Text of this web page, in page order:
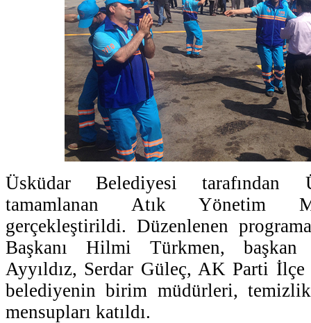
Üsküdar Belediyesi tarafından
tamamlanan Atık Yönetim
gerçekleştirildi. Düzenlenen
Başkanı Hilmi Türkmen, başkan
Ayyıldız, Serdar Güleç, AK Parti İlçe
belediyenin birim müdürleri,
mensupları katıldı.